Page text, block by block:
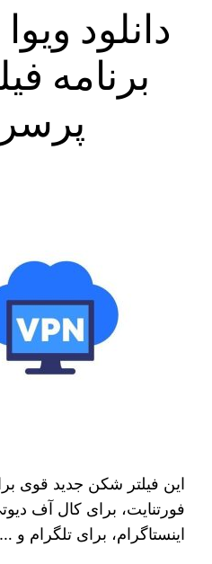
دانلود
برنامه
این فیلتر شکن جدید قوی
فورتنایت، برای کال آف
اینستاگرام، برای تلگرام